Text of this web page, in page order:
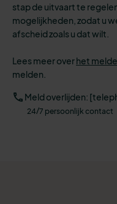
stap de uitvaart te
mogelijkheden, zodat u
afscheid zoals u dat wilt.
Lees meer overhet
melden.
Meld overlijden:
24/7 persoonlijk contact